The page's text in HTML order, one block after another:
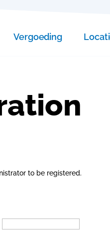
Vergoeding
to be registered.